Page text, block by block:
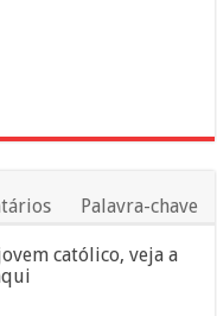
Palavra-chave
católico, veja a